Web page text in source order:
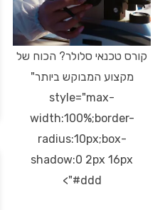
קורס טכנאי סלולר? הכוח של
מקצוע המבוקש ביותר"
style="max-
width:100%;border-
radius:10px;box-
shadow:0 2px 16px
#ddd">